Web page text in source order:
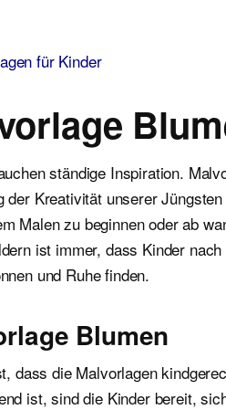
ständige Inspiration.
der Kreativität unserer
Malen zu beginnen oder ab
ist immer, dass Kinder
und Ruhe finden.
Blumen
dass die Malvorlagen
ist, sind die Kinder bereit,